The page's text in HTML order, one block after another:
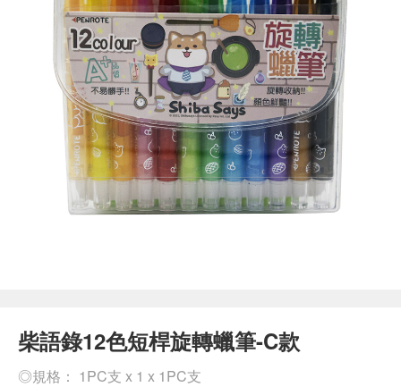
柴語錄12色短桿旋轉蠟筆-C款
◎規格： 1PC支 x 1 x 1PC支